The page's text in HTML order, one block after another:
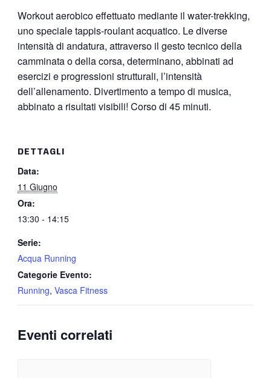
Workout aerobico effettuato mediante il water-trekking,
uno speciale tappis-roulant acquatico. Le diverse
intensità di andatura, attraverso il gesto tecnico della
camminata o della corsa, determinano, abbinati ad
esercizi e progressioni strutturali, l’intensità
dell’allenamento. Divertimento a tempo di musica,
abbinato a risultati visibili! Corso di 45 minuti.
DETTAGLI
Data:
11 Giugno
Ora:
13:30 - 14:15
Serie:
Acqua Running
Categorie Evento:
Running, Vasca Fitness
Eventi correlati